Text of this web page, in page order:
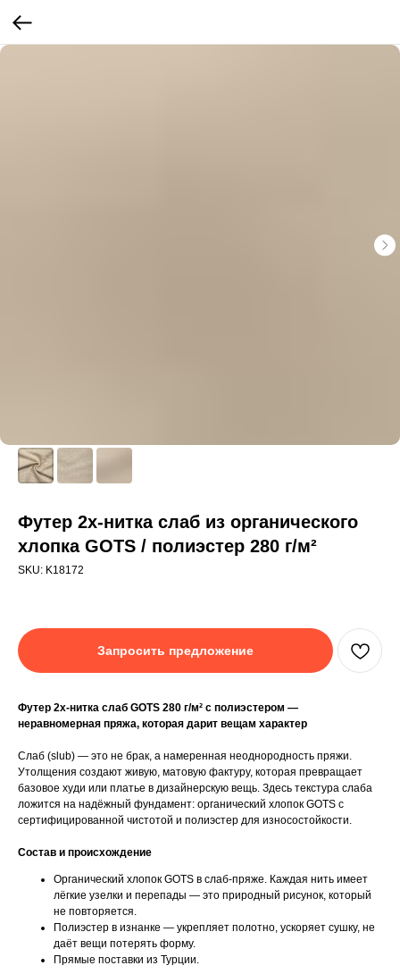
Футер 2х-нитка слаб из органического
хлопка GOTS / полиэстер 280 г/м²
SKU: K18172
Запросить предложение
Футер 2х-нитка слаб GOTS 280 г/м² с полиэстером —
неравномерная пряжа, которая дарит вещам характер
Слаб (slub) — это не брак, а намеренная неоднородность пряжи.
Утолщения создают живую, матовую фактуру, которая превращает
базовое худи или платье в дизайнерскую вещь. Здесь текстура слаба
ложится на надёжный фундамент: органический хлопок GOTS с
сертифицированной чистотой и полиэстер для износостойкости.
Состав и происхождение
Органический хлопок GOTS в слаб-пряже. Каждая нить имеет
лёгкие узелки и перепады — это природный рисунок, который
не повторяется.
Полиэстер в изнанке — укрепляет полотно, ускоряет сушку, не
даёт вещи потерять форму.
Прямые поставки из Турции.